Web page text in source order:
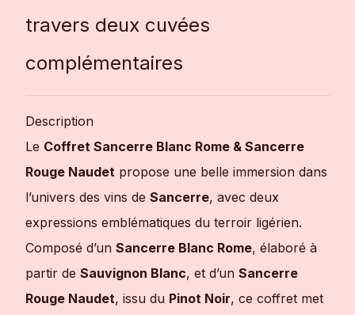
travers deux cuvées
complémentaires
Description
Le Coffret Sancerre Blanc Rome & Sancerre
Rouge Naudet propose une belle immersion dans
l’univers des vins de Sancerre, avec deux
expressions emblématiques du terroir ligérien.
Composé d’un Sancerre Blanc Rome, élaboré à
partir de Sauvignon Blanc, et d’un Sancerre
Rouge Naudet, issu du Pinot Noir, ce coffret met